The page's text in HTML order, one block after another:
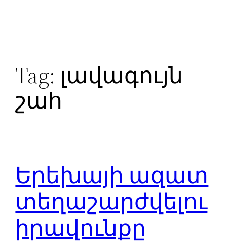
Tag: լավագույն
շահ
Երեխայի ազատ
տեղաշարժվելու
իրավունքը